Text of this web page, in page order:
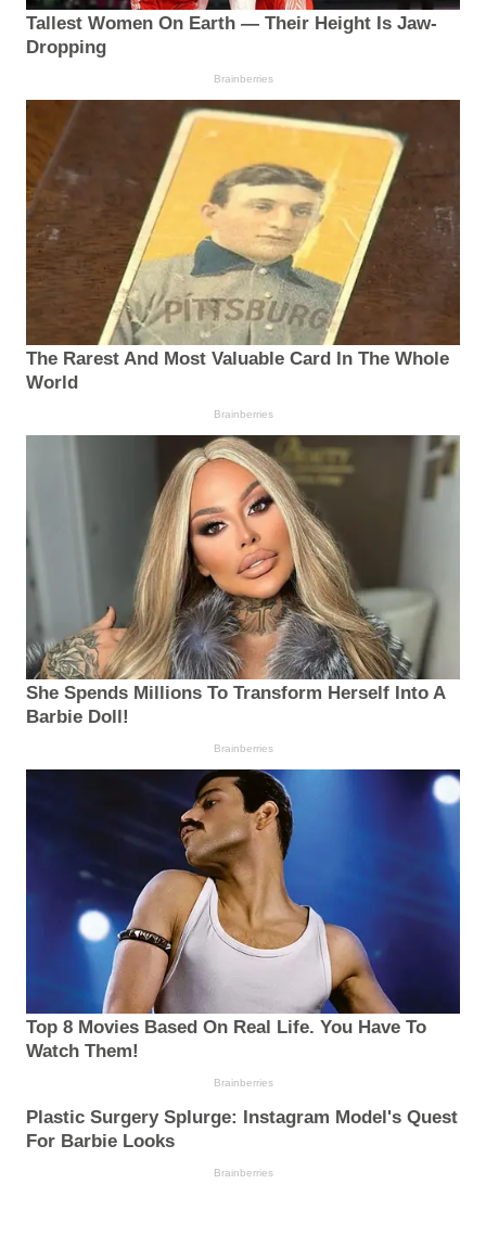
Tallest Women On Earth — Their Height Is Jaw-
Dropping
Brainberries
The Rarest And Most Valuable Card In The Whole
World
Brainberries
She Spends Millions To Transform Herself Into A
Barbie Doll!
Brainberries
Top 8 Movies Based On Real Life. You Have To
Watch Them!
Brainberries
Plastic Surgery Splurge: Instagram Model's Quest
For Barbie Looks
Brainberries